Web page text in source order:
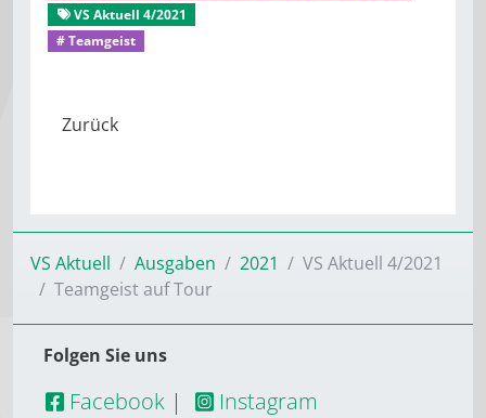
VS Aktuell 4/2021
# Teamgeist
VS Aktuell Ausgaben 2021
VS Aktuell 4/2021
Teamgeist auf Tour
Folgen Sie uns
Facebook | Instagram